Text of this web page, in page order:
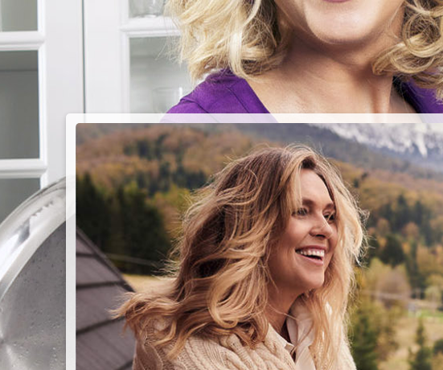
PIECZYSTE POD
CHMURKĄ!
Przepisy na grilla;-)